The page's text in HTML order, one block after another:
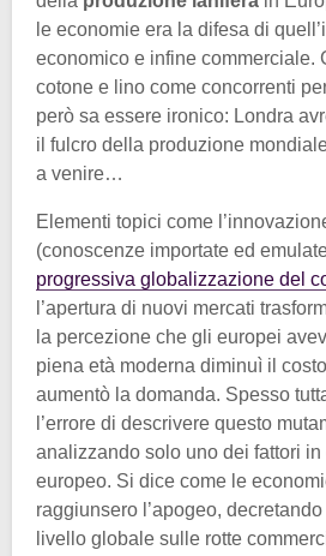
le economie era la difesa di
economico e infine commerciale.
cotone e lino come concorrenti
però sa essere ironico: Londra
il fulcro della produzione
a venire…
Elementi topici come
(conoscenze importate ed
progressiva globalizzazione del
l’apertura di nuovi mercati
la percezione che gli europei
piena età moderna diminuì il
aumentò la domanda. Spesso
l’errore di descrivere questo
analizzando solo uno dei fattori
europeo. Si dice come le
raggiunsero l’apogeo,
livello globale sulle rotte